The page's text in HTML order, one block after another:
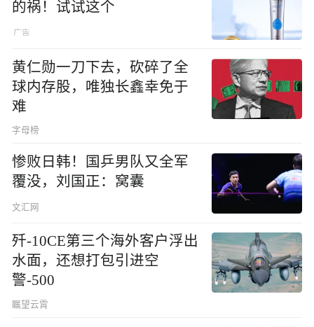
的祸！试试这个
黄仁勋一刀下去，砍碎了全
球内存股，唯独长鑫幸免于
难
字母榜
惨败日韩！国乒男队又全军
覆没，刘国正：窝囊
文汇网
歼-10CE第三个海外客户浮出
水面，还想打包引进空
警-500
瞩望云霄